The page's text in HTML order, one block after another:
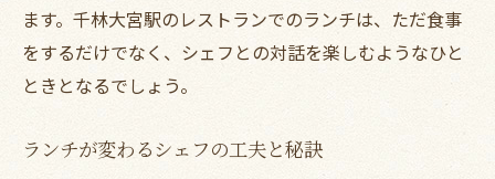
ます。千林大宮駅のレストランでのランチは、ただ食事
をするだけでなく、シェフとの対話を楽しむようなひと
ときとなるでしょう。
ランチが変わるシェフの工夫と秘訣